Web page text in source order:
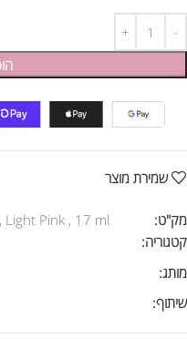
שמירת מוצר
מק"ט:
Light Pink , 17 ml
קטגוריה:
מותג:
שיתוף: